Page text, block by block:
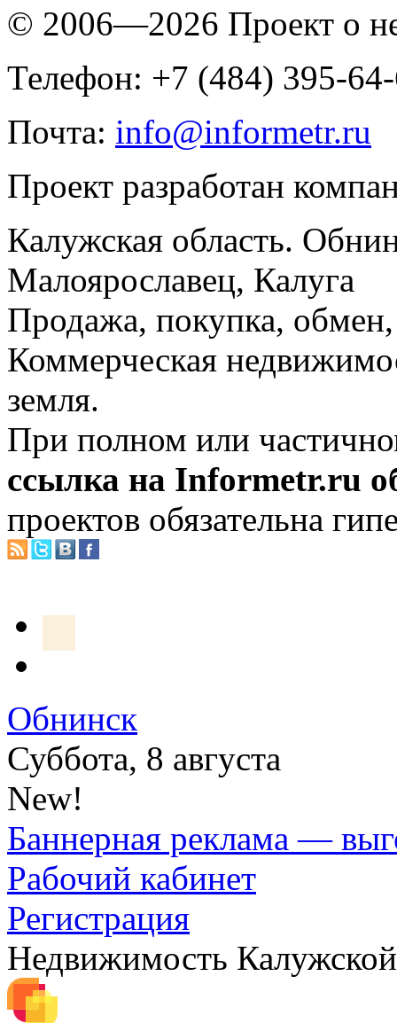
© 2006—2026 Проект о
Телефон: +7 (484) 395-
Почта: info@informetr.ru
Проект разработан
Калужская область.
Малоярославец, Калуга
Продажа, покупка, обмен,
Коммерческая
земля.
При полном или
ссылка на Informetr.ru
проектов обязательна
Обнинск
Суббота, 8 августа
New!
Баннерная реклама —
Рабочий кабинет
Регистрация
Недвижимость